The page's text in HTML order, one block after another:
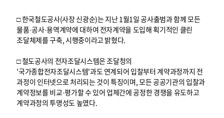
□ 한국철도공사(사장 신광순)는 지난 1월1일 공사출범과 함께 모든
물품·공사·용역계약에 대하여 전자계약을 도입해 획기적인 클린
조달체제를 구축, 시행중이라고 밝혔다.
□ 철도공사의 전자조달시스템은 조달청의
'국가종합전자조달시스템'과도 연계되어 입찰부터 계약과정까지 전
과정이 인터넷으로 처리되는 것이 특징이며, 모든 공공기관의 입찰과
계약정보를 비교·평가할 수 있어 업체간에 공정한 경쟁을 유도하고
계약과정의 투명성도 높였다.